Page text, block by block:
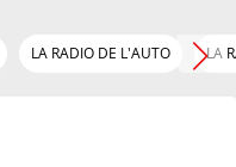
LA RADIO DE L'AUTO LA